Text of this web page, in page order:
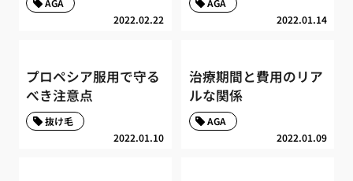
2022.02.22
AGA
2022.01.14
AGA
プロペシア服用で守る
べき注意点
2022.01.10
抜け毛
治療期間と費用のリア
ルな関係
2022.01.09
AGA